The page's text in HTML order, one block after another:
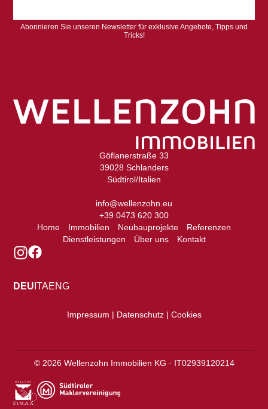
Abonnieren Sie unseren Newsletter für exklusive Angebote, Tipps und
Tricks!
DEU ITAENG
Impressum | Datenschutz | Cookies
Home Immobilien Neubauprojekte
Referenzen
Dienstleistungen
Über uns Kontakt
Göflanerstraße 33
39028 Schlanders
Südtirol/Italien
info@wellenzohn.eu
+39 0473 620 300
© 2026Wellenzohn Immobilien KG · IT02939120214